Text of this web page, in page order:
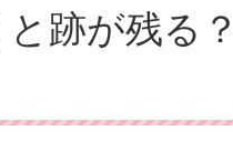
跡が残る